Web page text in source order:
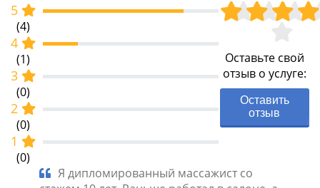
5
(4)
4
(1)
3
(0)
2
(0)
1
(0)
Оставьте свой
отзыв о услуге:
Оставить
отзыв
Я дипломированный массажист со